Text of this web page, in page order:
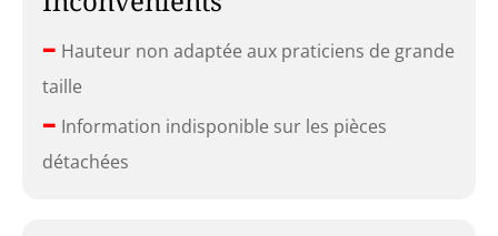
– Hauteur non adaptée aux praticiens de grande
taille
– Information indisponible sur les pièces
détachées